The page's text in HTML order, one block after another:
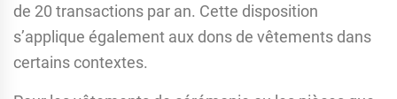
de 20 transactions par an. Cette disposition
s’applique également aux dons de vêtements dans
certains contextes.